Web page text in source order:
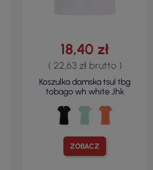
ZOBACZ
18,40 zł
( 22,63 zł brutto )
Koszulka damska tsul tbg
tobago wh white Jhk